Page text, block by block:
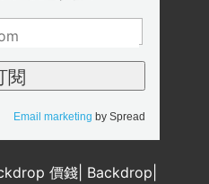
Email marketing by Spread
價錢 Backdrop